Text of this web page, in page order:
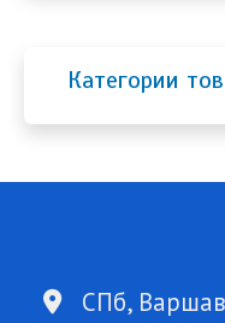
Категории
СПб,